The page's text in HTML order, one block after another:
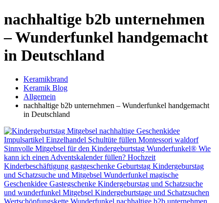
nachhaltige b2b unternehmen
– Wunderfunkel handgemacht
in Deutschland
Keramikbrand
Keramik Blog
Allgemein
nachhaltige b2b unternehmen – Wunderfunkel handgemacht
in Deutschland